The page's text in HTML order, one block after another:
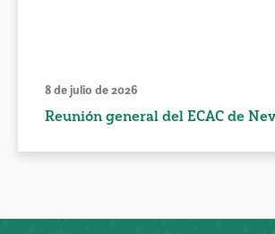
8 de julio de 2026
Reunión general del ECAC de